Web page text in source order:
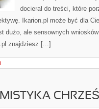
docierał do treści, które
Ikarion.pl może być dla
dużo, ale sensownych
znajdziesz […]